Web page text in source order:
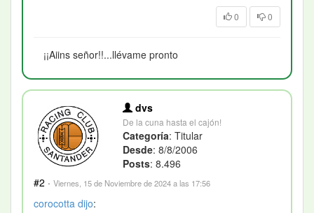
0 0
¡¡Aiins señor!!...llévame pronto
dvs
De la cuna hasta el cajón!
Categoría: Titular
Desde: 8/8/2006
Posts: 8.496
#2 · Viernes, 15 de Noviembre de 2024 a las 17:56
corocotta dijo: